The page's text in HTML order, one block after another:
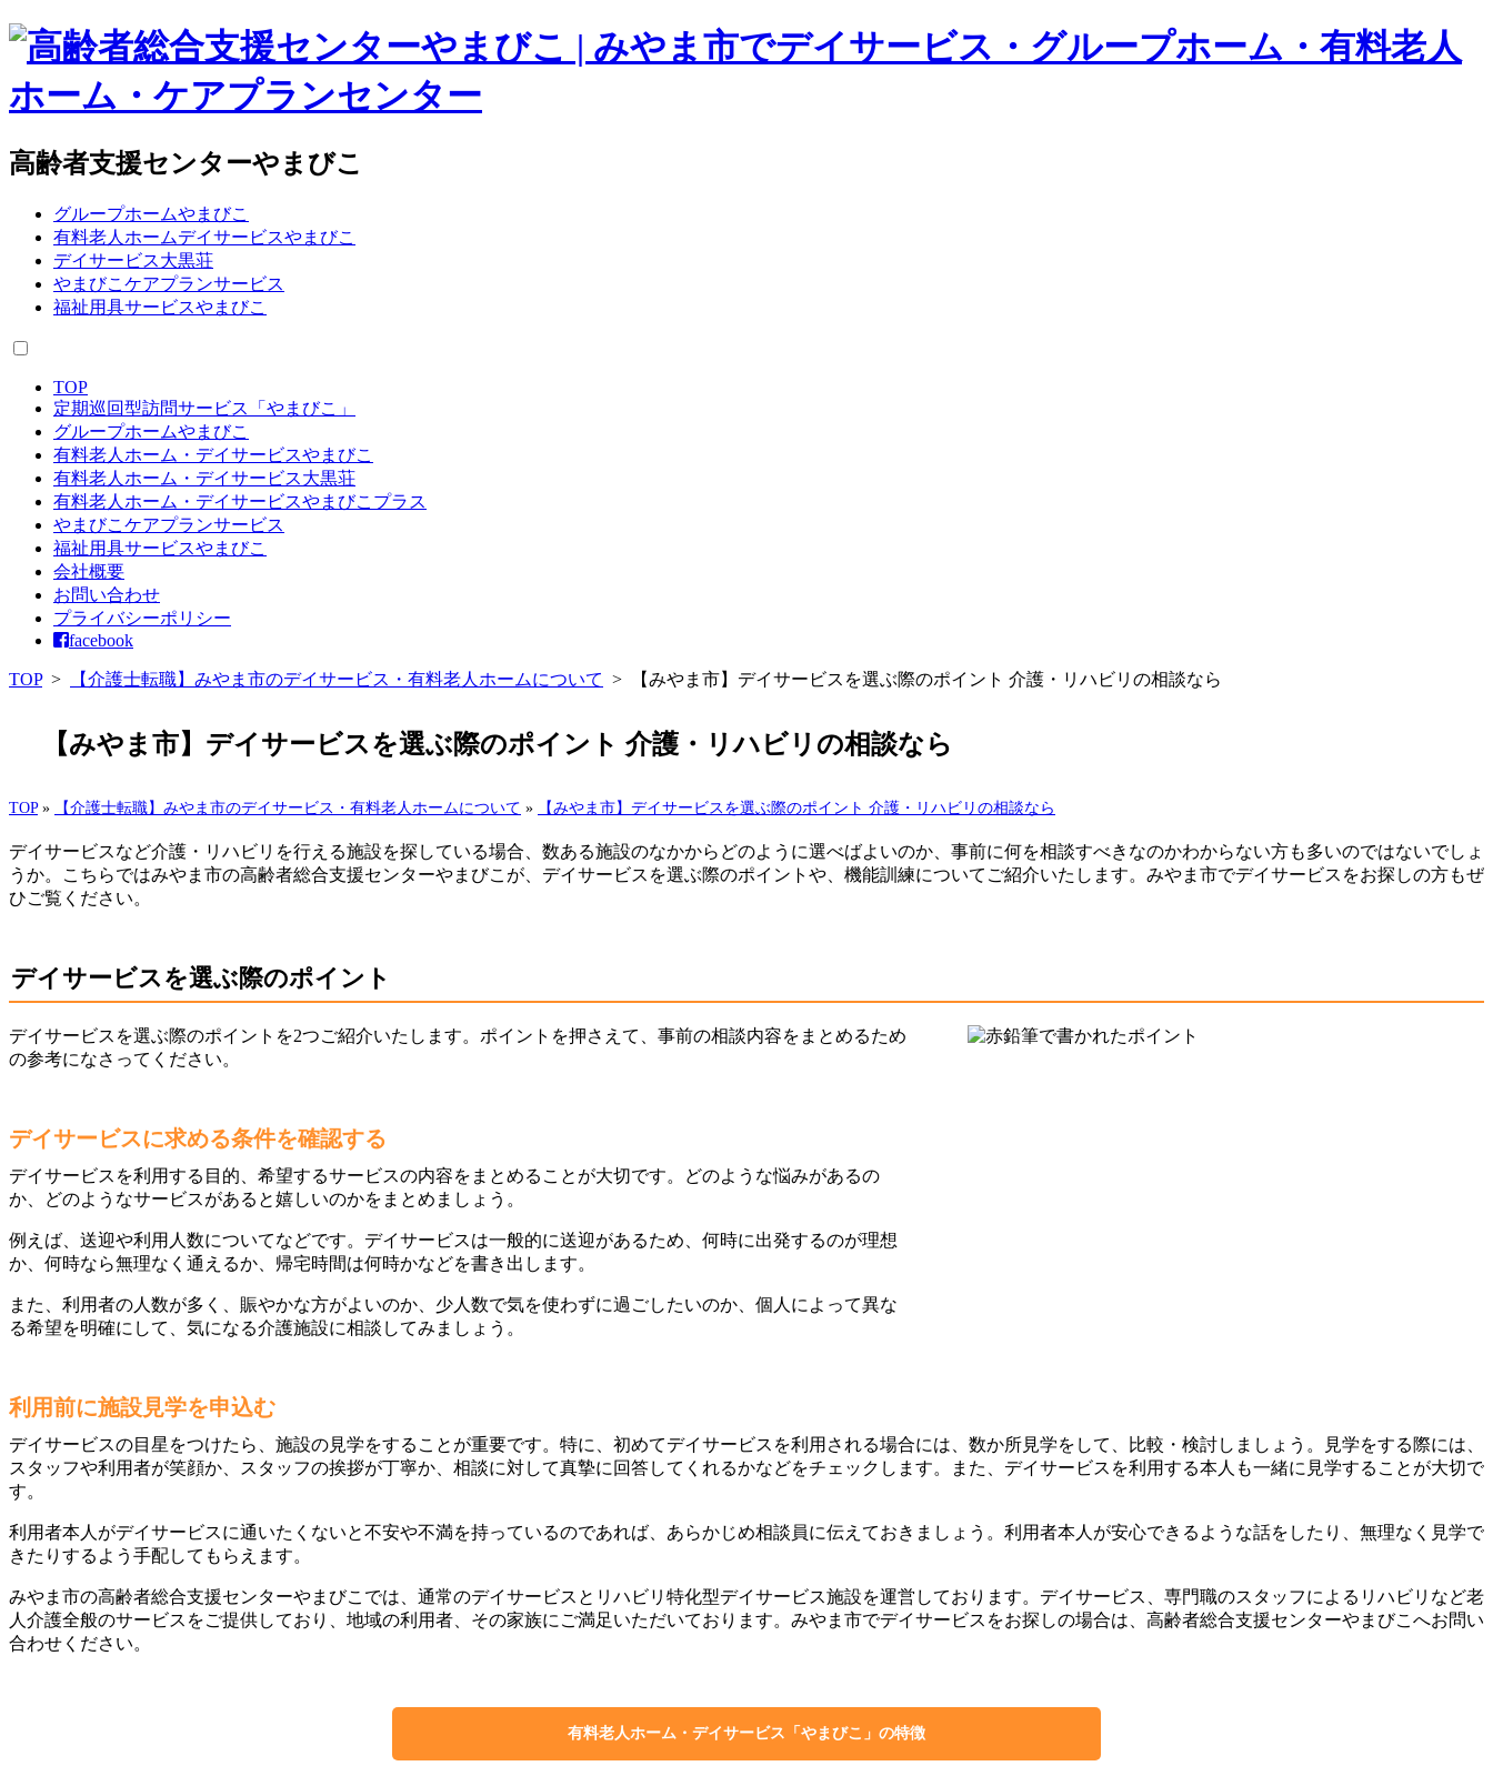
高齢者支援センターやまびこ
グループホームやまびこ
有料老人ホームデイサービスやまびこ
デイサービス大黒荘
やまびこケアプランサービス
福祉用具サービスやまびこ
TOP
定期巡回型訪問サービス「やまびこ」
グループホームやまびこ
有料老人ホーム・デイサービスやまびこ
有料老人ホーム・デイサービス大黒荘
有料老人ホーム・デイサービスやまびこプラス
やまびこケアプランサービス
福祉用具サービスやまびこ
会社概要
お問い合わせ
プライバシーポリシー
facebook
TOP> 【介護士転職】みやま市のデイサービス・有料老人ホームについて > 【みやま市】デイサービスを選ぶ際のポイント 介護・リハビリの相談なら
【みやま市】デイサービスを選ぶ際のポイント 介護・リハビリの相談なら
TOP » 【介護士転職】みやま市のデイサービス・有料老人ホームについて » 【みやま市】デイサービスを選ぶ際のポイント 介護・リハビリの相談なら
デイサービスなど介護・リハビリを行える施設を探している場合、数ある施設のなかからどのように選べばよいのか、事前に何を相談すべきなのかわからない方も多いのではないでしょ
うか。こちらではみやま市の高齢者総合支援センターやまびこが、デイサービスを選ぶ際のポイントや、機能訓練についてご紹介いたします。みやま市でデイサービスをお探しの方もぜ
ひご覧ください。
デイサービスを選ぶ際のポイント
デイサービスを選ぶ際のポイントを2つご紹介いたします。ポイントを押さえて、事前の相談内容をまとめるため
の参考になさってください。
デイサービスに求める条件を確認する
デイサービスを利用する目的、希望するサービスの内容をまとめることが大切です。どのような悩みがあるの
か、どのようなサービスがあると嬉しいのかをまとめましょう。
例えば、送迎や利用人数についてなどです。デイサービスは一般的に送迎があるため、何時に出発するのが理想
か、何時なら無理なく通えるか、帰宅時間は何時かなどを書き出します。
また、利用者の人数が多く、賑やかな方がよいのか、少人数で気を使わずに過ごしたいのか、個人によって異な
る希望を明確にして、気になる介護施設に相談してみましょう。
利用前に施設見学を申込む
デイサービスの目星をつけたら、施設の見学をすることが重要です。特に、初めてデイサービスを利用される場合には、数か所見学をして、比較・検討しましょう。見学をする際には、
スタッフや利用者が笑顔か、スタッフの挨拶が丁寧か、相談に対して真摯に回答してくれるかなどをチェックします。また、デイサービスを利用する本人も一緒に見学することが大切で
す。
利用者本人がデイサービスに通いたくないと不安や不満を持っているのであれば、あらかじめ相談員に伝えておきましょう。利用者本人が安心できるような話をしたり、無理なく見学で
きたりするよう手配してもらえます。
みやま市の高齢者総合支援センターやまびこでは、通常のデイサービスとリハビリ特化型デイサービス施設を運営しております。デイサービス、専門職のスタッフによるリハビリなど老
人介護全般のサービスをご提供しており、地域の利用者、その家族にご満足いただいております。みやま市でデイサービスをお探しの場合は、高齢者総合支援センターやまびこへお問い
合わせください。
有料老人ホーム・デイサービス「やまびこ」の特徴